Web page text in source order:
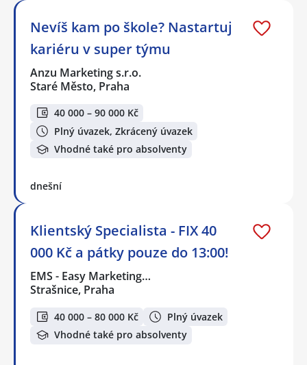
Nevíš kam po škole? Nastartuj
kariéru v super týmu
Anzu Marketing s.r.o.
Staré Město, Praha
40 000 – 90 000 Kč
Plný úvazek, Zkrácený úvazek
Vhodné také pro absolventy
dnešní
Klientský Specialista - FIX 40
000 Kč a pátky pouze do 13:00!
EMS - Easy Marketing…
Strašnice, Praha
40 000 – 80 000 Kč
Plný úvazek
Vhodné také pro absolventy